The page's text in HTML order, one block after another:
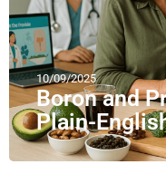
10/09/2025
Boron and
Plain-